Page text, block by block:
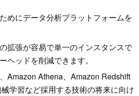
めにデータ分析プラットフォームを
拡張が容易で単一のインスタンスで
ヘッドを削減できます。
Amazon Athena、Amazon Redshift
学習など採用する技術の将来に向け